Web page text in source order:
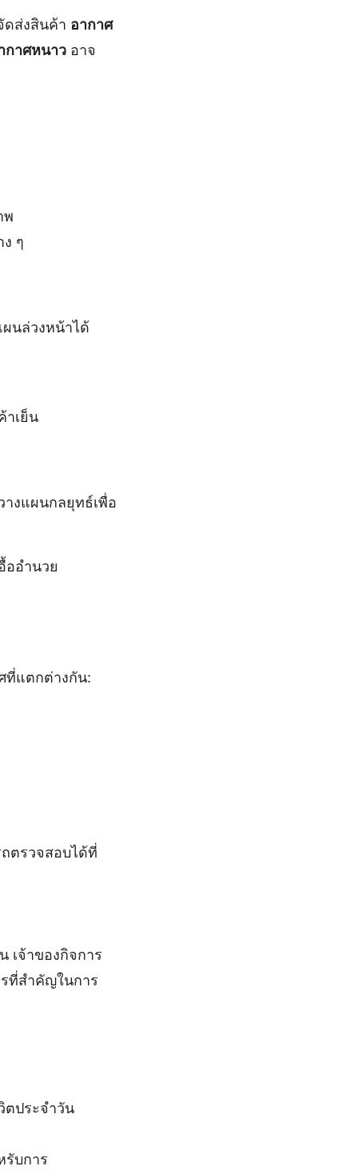
ดส่งสินค้า อากาศ
กาศหนาว อาจ
พ
ๆ
นล่วงหน้าได้
าเย็น
างแผนกลยุทธ์เพื่อ
ออำนวย
ที่แตกต่างกัน:
ตรวจสอบได้ที่
เจ้าของกิจการ
ที่สำคัญในการ
ตประจำวัน
รับการ